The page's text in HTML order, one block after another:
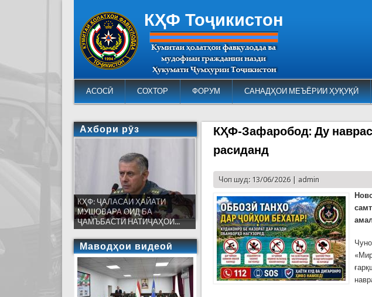
КҲФ Тоҷикистон
АСОСӢ СОХТОР ФОРУМ САНАДҲОИ МЕЪЁРИИ ҲУҚУҚӢ
КҲФ-Зафаробод: Ду
расиданд
Чоп шуд: 13/06/2026 | admin
Ахбори рӯз
КҲФ: ҶАЛАСАИ ҲАЙАТИ
МУШОВАРА ОИД БА
ҶАМЪБАСТИ НАТИҶАҲОИ...
Маводҳои видеоӣ